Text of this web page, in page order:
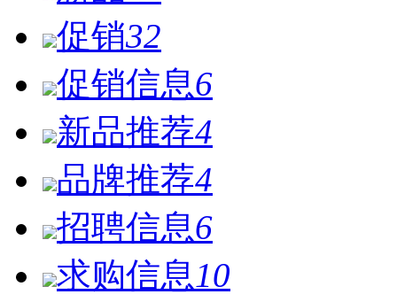
促销32
促销信息6
新品推荐4
品牌推荐4
招聘信息6
求购信息 10